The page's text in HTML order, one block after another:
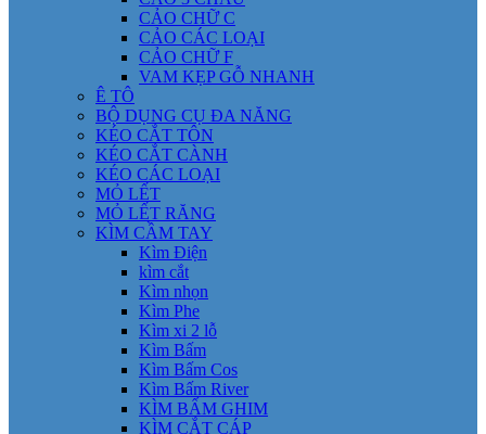
CẢO CHỮ C
CẢO CÁC LOẠI
CẢO CHỮ F
VAM KẸP GỖ NHANH
Ê TÔ
BỘ DỤNG CỤ ĐA NĂNG
KÉO CẮT TÔN
KÉO CẮT CÀNH
KÉO CÁC LOẠI
MỎ LẾT
MỎ LẾT RĂNG
KÌM CẦM TAY
Kìm Điện
kìm cắt
Kìm nhọn
Kìm Phe
Kìm xi 2 lỗ
Kìm Bấm
Kìm Bấm Cos
Kìm Bấm River
KÌM BẤM GHIM
KÌM CẮT CÁP